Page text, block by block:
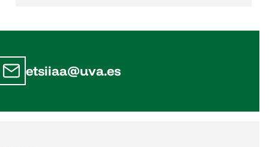
etsiiaa@uva.es